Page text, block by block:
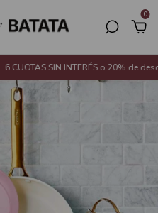
0
6 CUOTAS SIN INTERÉS o 20% de